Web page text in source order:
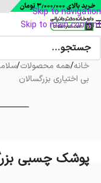
Skip to navigation
Skip to main content
خانه/همه محصولات/
بی اختیاری بزرگسالان
پوشک چسبی